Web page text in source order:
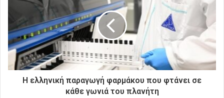
λ
ε
τ
Η ελληνική παραγωγή φαρμάκου που φτάνει σε
κάθε γωνιά του πλανήτη